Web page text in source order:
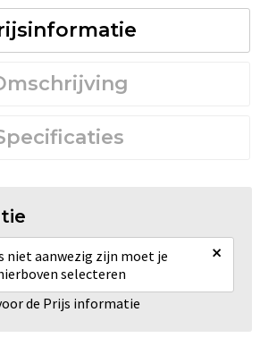
niet aanwezig zijn moet je
selecteren
×
de Prijs informatie